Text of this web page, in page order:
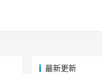
最新更新